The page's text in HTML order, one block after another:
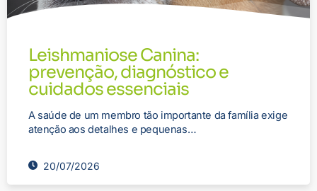
Leishmaniose Canina:
prevenção, diagnóstico e
cuidados essenciais
A saúde de um membro tão importante da família exige
atenção aos detalhes e pequenas…
20/07/2026